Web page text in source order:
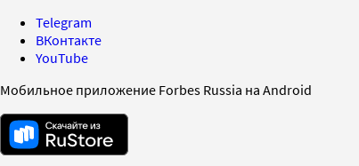
Telegram
ВКонтакте
YouTube
Мобильное приложение Forbes Russia на Android